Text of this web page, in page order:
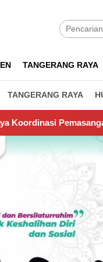
TANGERANG RAYA
TANGERANG RAYA
Wifi di Perumahan